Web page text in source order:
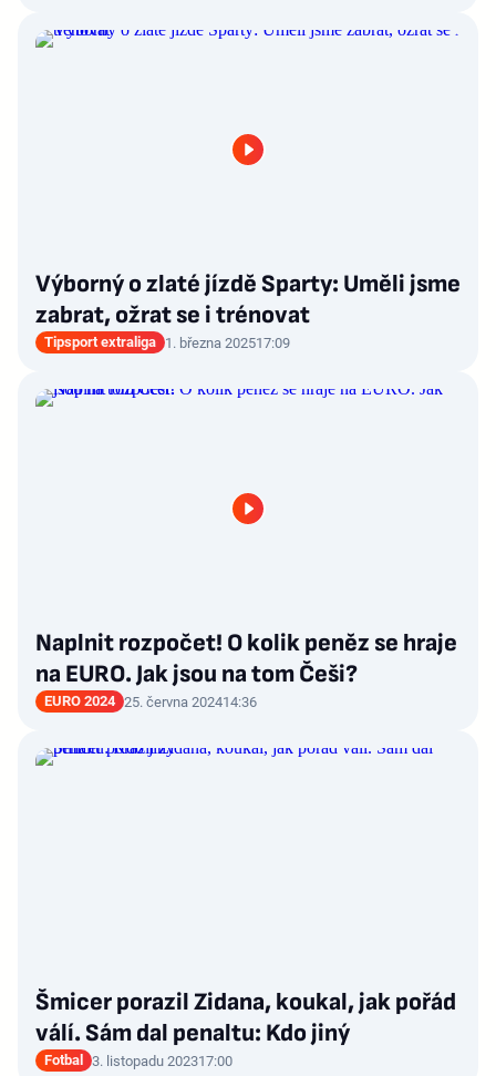
Výborný o zlaté jízdě Sparty: Uměli jsme
zabrat, ožrat se i trénovat
Tipsport extraliga 1. března 202517:09
Naplnit rozpočet! O kolik peněz se hraje
na EURO. Jak jsou na tom Češi?
EURO 2024 25. června 202414:36
Šmicer porazil Zidana, koukal, jak pořád
válí. Sám dal penaltu: Kdo jiný
Fotbal 3. listopadu 202317:00